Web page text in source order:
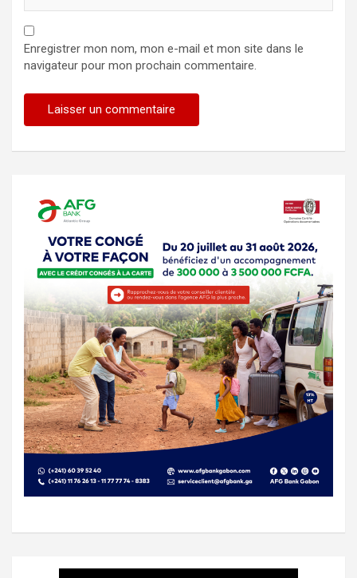
Enregistrer mon nom, mon e-mail et mon site dans le
navigateur pour mon prochain commentaire.